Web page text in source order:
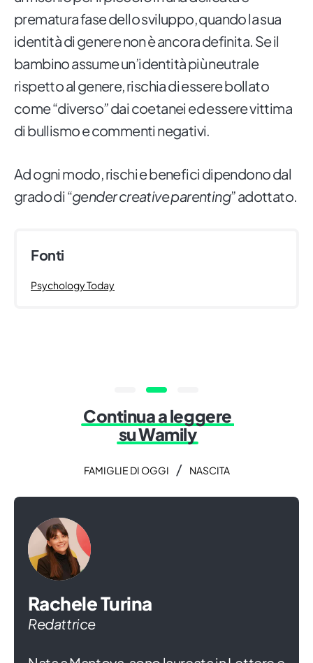
prematura fase dello sviluppo, quando la sua
identità di genere non è ancora definita. Se il
bambino assume un’identità più neutrale
rispetto al genere, rischia di essere bollato
come “diverso” dai coetanei ed essere vittima
di bullismo e commenti negativi.
Ad ogni modo, rischi e benefici dipendono dal
grado di “gender creative parenting” adottato.
Fonti
Psychology Today
Continua a leggere
su Wamily
FAMIGLIE DI OGGI / NASCITA
Rachele Turina
Redattrice